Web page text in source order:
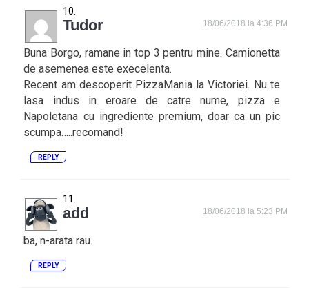
Tudor 18/06/2018 la 4:36 PM
Buna Borgo, ramane in top 3 pentru mine. Camionetta
de asemenea este execelenta.
Recent am descoperit PizzaMania la Victoriei. Nu te
lasa indus in eroare de catre nume, pizza e
Napoletana cu ingrediente premium, doar ca un pic
scumpa…..recomand!
REPLY
add 18/06/2018 la 5:23 PM
ba, n-arata rau.
REPLY